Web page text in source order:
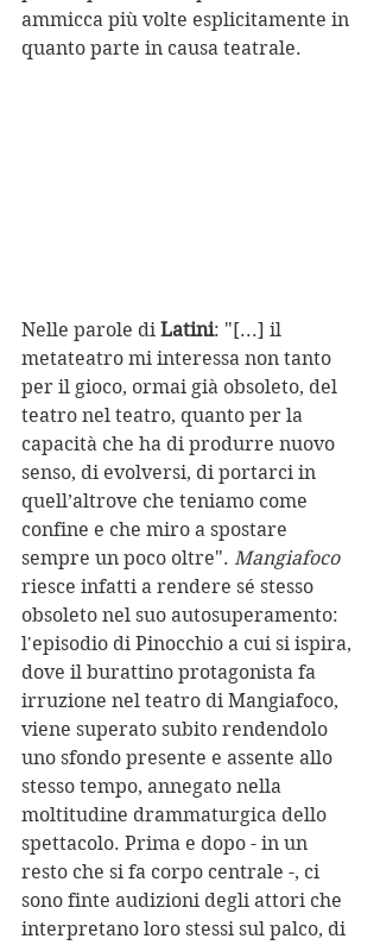
ammicca più volte esplicitamente in
quanto parte in causa teatrale.
Nelle parole di Latini: "[...] il
metateatro mi interessa non tanto
per il gioco, ormai già obsoleto, del
teatro nel teatro, quanto per la
capacità che ha di produrre nuovo
senso, di evolversi, di portarci in
quell’altrove che teniamo come
confine e che miro a spostare
sempre un poco oltre". Mangiafoco
riesce infatti a rendere sé stesso
obsoleto nel suo autosuperamento:
l'episodio di Pinocchio a cui si ispira,
dove il burattino protagonista fa
irruzione nel teatro di Mangiafoco,
viene superato subito rendendolo
uno sfondo presente e assente allo
stesso tempo, annegato nella
moltitudine drammaturgica dello
spettacolo. Prima e dopo - in un
resto che si fa corpo centrale -, ci
sono finte audizioni degli attori che
interpretano loro stessi sul palco, di